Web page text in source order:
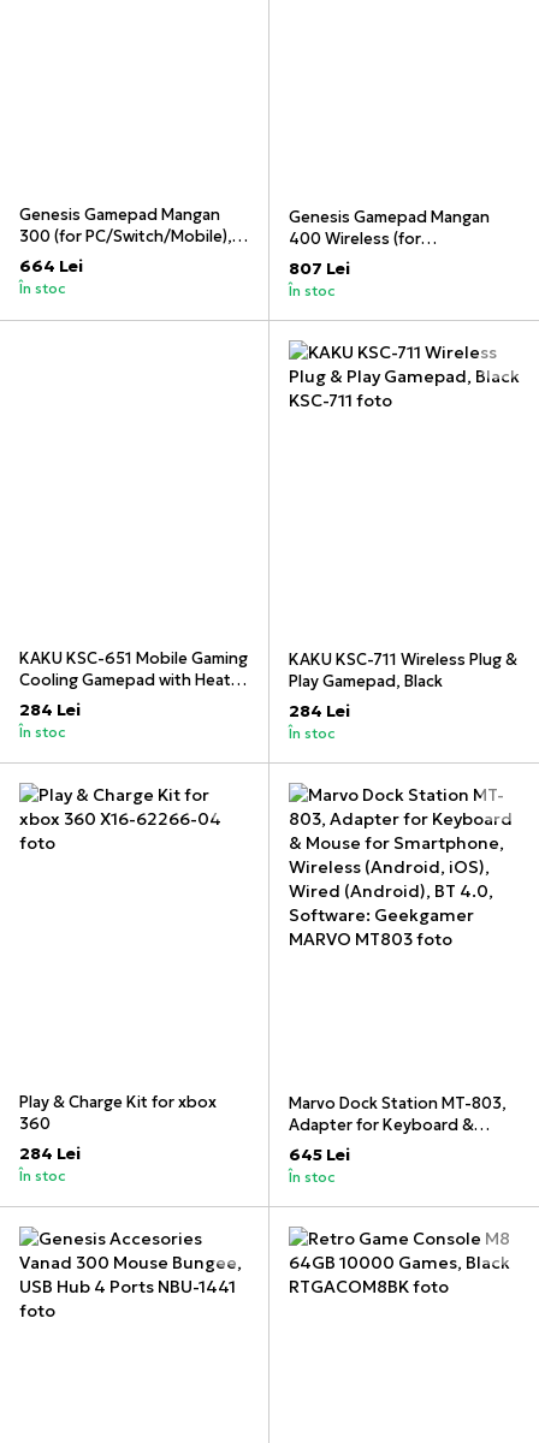
Genesis Gamepad Mangan
300 (for PC/Switch/Mobile),
Red
664 Lei
În stoc
Genesis Gamepad Mangan
400 Wireless (for
PC/Switch/Mobile), Red
807 Lei
În stoc
KAKU KSC-651 Mobile Gaming
Cooling Gamepad with Heat
Dissipation, Black
284 Lei
În stoc
KAKU KSC-711 Wireless Plug &
Play Gamepad, Black
284 Lei
În stoc
Play & Charge Kit for xbox
360
284 Lei
În stoc
Marvo Dock Station MT-803,
Adapter for Keyboard &
Mouse for Smartphone,
Wireless (Android, iOS), Wired
Geekgamer
645 Lei
În stoc